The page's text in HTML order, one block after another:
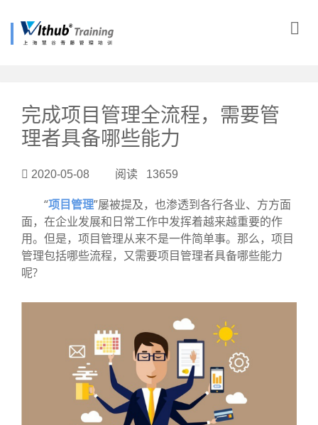
完成项目管理全流程，需要管
理者具备哪些能力
2020-05-08 阅读 13659
“项目管理”屡被提及，也渗透到各行各业、方方面
面，在企业发展和日常工作中发挥着越来越重要的作
用。但是，项目管理从来不是一件简单事。那么，项目
管理包括哪些流程，又需要项目管理者具备哪些能力
呢?